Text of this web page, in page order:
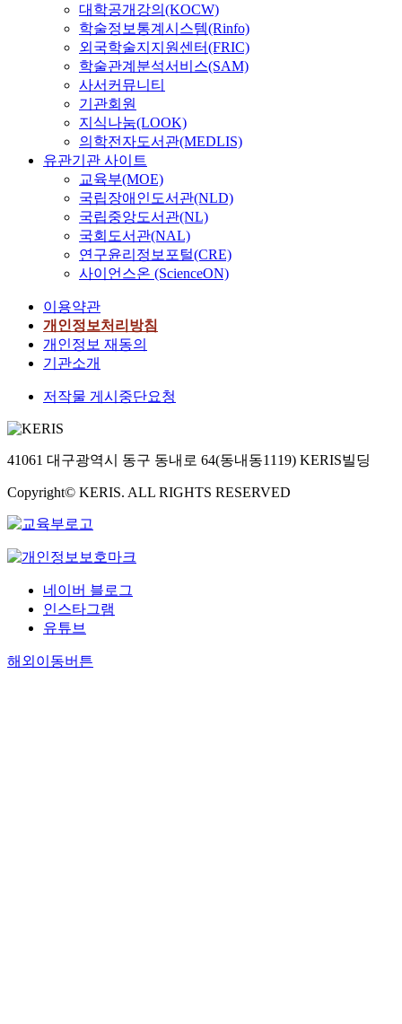
대학공개강의(KOCW)
학술정보통계시스템(Rinfo)
외국학술지지원센터(FRIC)
학술관계분석서비스(SAM)
사서커뮤니티
기관회원
지식나눔(LOOK)
의학전자도서관(MEDLIS)
유관기관 사이트
교육부(MOE)
국립장애인도서관(NLD)
국립중앙도서관(NL)
국회도서관(NAL)
연구윤리정보포털(CRE)
사이언스온 (ScienceON)
이용약관
개인정보처리방침
개인정보 재동의
기관소개
저작물 게시중단요청
41061 대구광역시 동구 동내로 64(동내동1119) KERIS빌딩
Copyright© KERIS. ALL RIGHTS RESERVED
네이버 블로그
인스타그램
유튜브
해외이동버튼